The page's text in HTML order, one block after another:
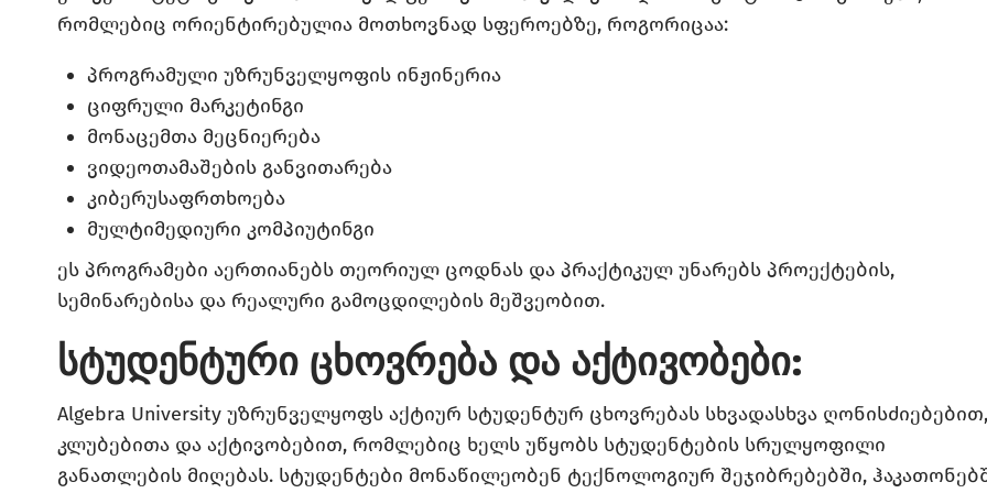
რომლებიც ორიენტირებულია მოთხოვნად სფეროებზე, როგორიცაა:
პროგრამული უზრუნველყოფის ინჟინერია
ციფრული მარკეტინგი
მონაცემთა მეცნიერება
ვიდეოთამაშების განვითარება
კიბერუსაფრთხოება
მულტიმედიური კომპიუტინგი
ეს პროგრამები აერთიანებს თეორიულ ცოდნას და პრაქტიკულ უნარებს პროექტების,
სემინარებისა და რეალური გამოცდილების მეშვეობით.
სტუდენტური ცხოვრება და აქტივობები:
Algebra University უზრუნველყოფს აქტიურ სტუდენტურ ცხოვრებას სხვადასხვა ღონისძიებებით,
კლუბებითა და აქტივობებით, რომლებიც ხელს უწყობს სტუდენტების სრულყოფილი
განათლების მიღებას. სტუდენტები მონაწილეობენ ტექნოლოგიურ შეჯიბრებებში,